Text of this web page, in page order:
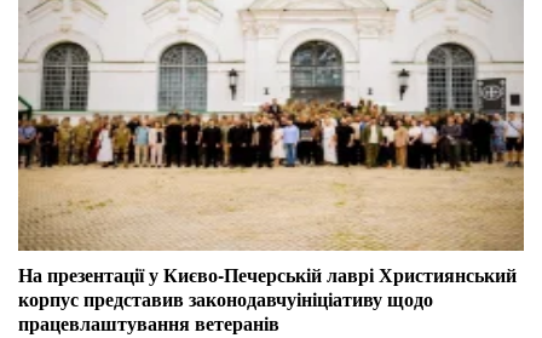
На презентації у Києво-Печерській лаврі Християнський
корпус представив законодавчуініціативу щодо
працевлаштування ветеранів